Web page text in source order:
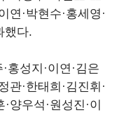
연·박현수·홍세영·
했다.
홍성지·이연·김은
관·한태희·김진휘·
양우석·원성진·이